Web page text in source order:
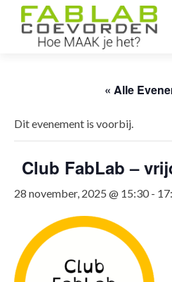
« Alle
Dit evenement is voorbij.
Club FabLab –
28 november, 2025 @ 15:30 -